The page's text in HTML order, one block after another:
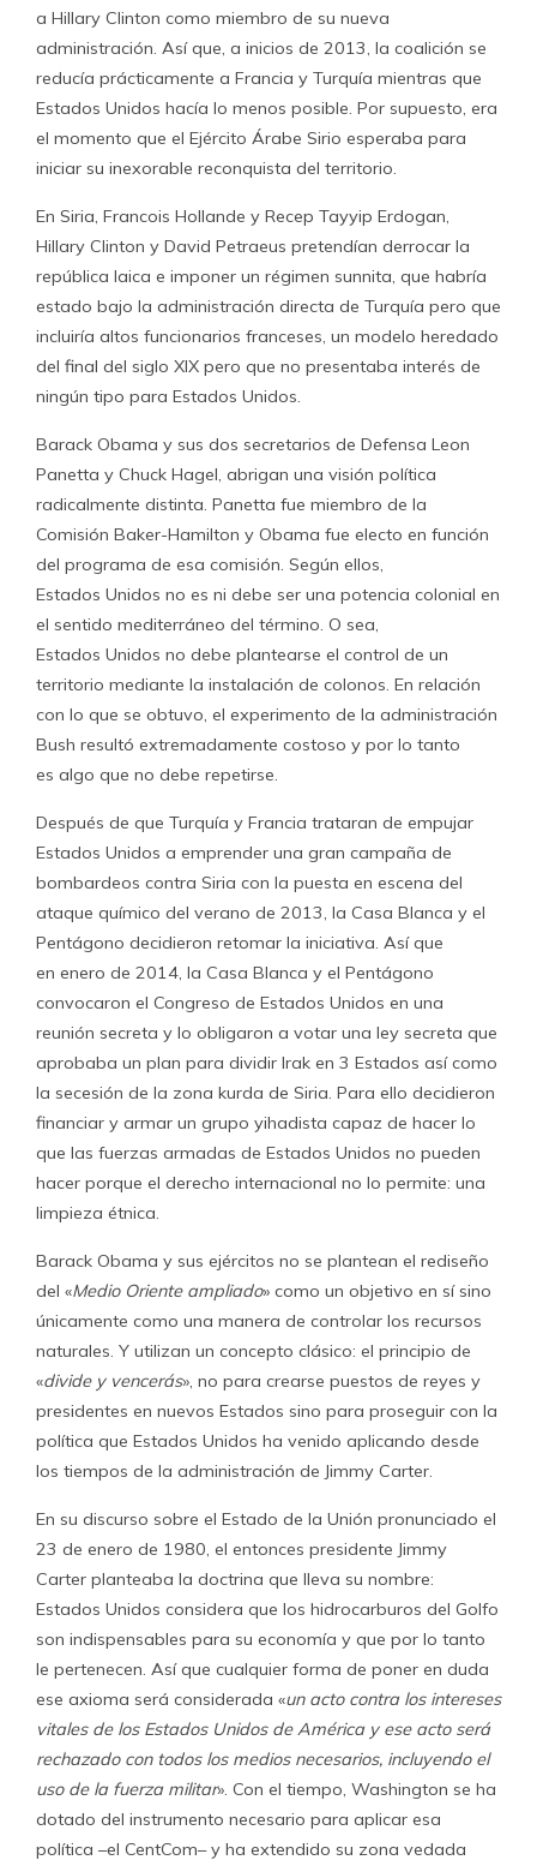
a Hillary Clinton como miembro de su nueva
administración. Así que, a inicios de 2013, la coalición se
reducía prácticamente a Francia y Turquía mientras que
Estados Unidos hacía lo menos posible. Por supuesto, era
el momento que el Ejército Árabe Sirio esperaba para
iniciar su inexorable reconquista del territorio.
En Siria, Francois Hollande y Recep Tayyip Erdogan,
Hillary Clinton y David Petraeus pretendían derrocar la
república laica e imponer un régimen sunnita, que habría
estado bajo la administración directa de Turquía pero que
incluiría altos funcionarios franceses, un modelo heredado
del final del siglo XIX pero que no presentaba interés de
ningún tipo para Estados Unidos.
Barack Obama y sus dos secretarios de Defensa Leon
Panetta y Chuck Hagel, abrigan una visión política
radicalmente distinta. Panetta fue miembro de la
Comisión Baker-Hamilton y Obama fue electo en función
del programa de esa comisión. Según ellos,
Estados Unidos no es ni debe ser una potencia colonial en
el sentido mediterráneo del término. O sea,
Estados Unidos no debe plantearse el control de un
territorio mediante la instalación de colonos. En relación
con lo que se obtuvo, el experimento de la administración
Bush resultó extremadamente costoso y por lo tanto
es algo que no debe repetirse.
Después de que Turquía y Francia trataran de empujar
Estados Unidos a emprender una gran campaña de
bombardeos contra Siria con la puesta en escena del
ataque químico del verano de 2013, la Casa Blanca y el
Pentágono decidieron retomar la iniciativa. Así que
en enero de 2014, la Casa Blanca y el Pentágono
convocaron el Congreso de Estados Unidos en una
reunión secreta y lo obligaron a votar una ley secreta que
aprobaba un plan para dividir Irak en 3 Estados así como
la secesión de la zona kurda de Siria. Para ello decidieron
financiar y armar un grupo yihadista capaz de hacer lo
que las fuerzas armadas de Estados Unidos no pueden
hacer porque el derecho internacional no lo permite: una
limpieza étnica.
Barack Obama y sus ejércitos no se plantean el rediseño
del «Medio Oriente ampliado» como un objetivo en sí sino
únicamente como una manera de controlar los recursos
naturales. Y utilizan un concepto clásico: el principio de
«divide y vencerás», no para crearse puestos de reyes y
presidentes en nuevos Estados sino para proseguir con la
política que Estados Unidos ha venido aplicando desde
los tiempos de la administración de Jimmy Carter.
En su discurso sobre el Estado de la Unión pronunciado el
23 de enero de 1980, el entonces presidente Jimmy
Carter planteaba la doctrina que lleva su nombre:
Estados Unidos considera que los hidrocarburos del Golfo
son indispensables para su economía y que por lo tanto
le pertenecen. Así que cualquier forma de poner en duda
ese axioma será considerada «un acto contra los intereses
vitales de los Estados Unidos de América y ese acto será
rechazado con todos los medios necesarios, incluyendo el
uso de la fuerza militar». Con el tiempo, Washington se ha
dotado del instrumento necesario para aplicar esa
política –el CentCom– y ha extendido su zona vedada